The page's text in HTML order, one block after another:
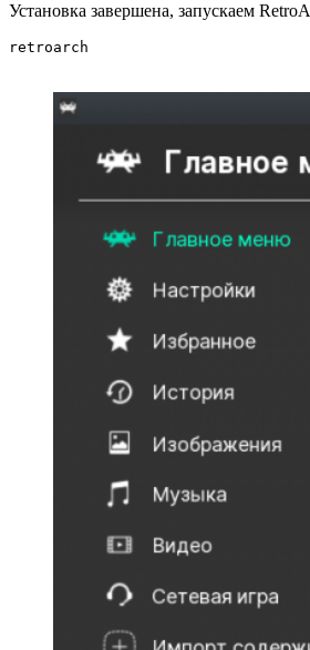
Установка завершена, запускаем
retroarch